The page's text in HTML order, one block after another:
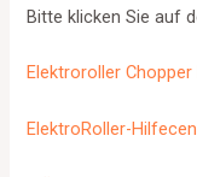
Bitte klicken Sie auf
Elektroroller Chopper
ElektroRoller-